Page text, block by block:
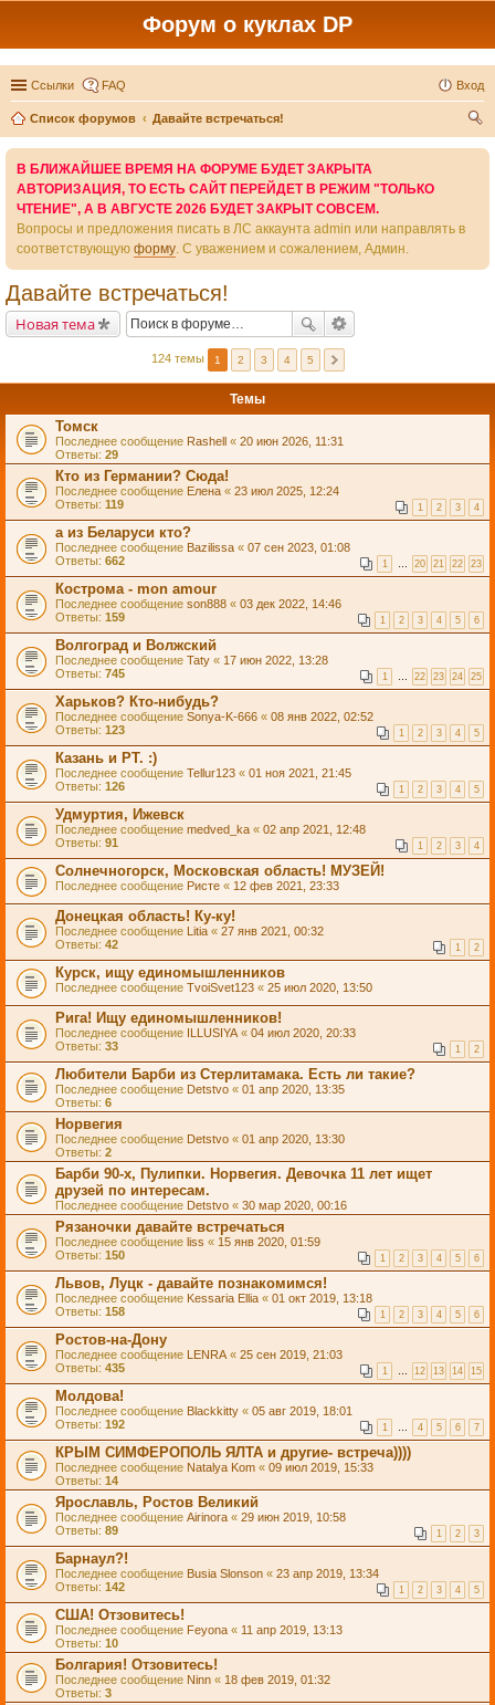
Форум о куклах DP
Ссылки FAQ Вход
Список форумов
Давайте встречаться!
В БЛИЖАЙШЕЕ ВРЕМЯ НА ФОРУМЕ БУДЕТ ЗАКРЫТА
АВТОРИЗАЦИЯ, ТО ЕСТЬ САЙТ ПЕРЕЙДЕТ В РЕЖИМ "ТОЛЬКО
ЧТЕНИЕ", А В АВГУСТЕ 2026 БУДЕТ ЗАКРЫТ СОВСЕМ.
Вопросы и предложения писать в ЛС аккаунта admin или направлять в
соответствующую форму. С уважением и сожалением, Админ.
Давайте встречаться!
Новая тема
124 темы 1 2 3 4 5
Темы
Томск
Последнее сообщение Rashell « 20 июн 2026, 11:31
Ответы: 29
Кто из Германии? Сюда!
Последнее сообщение Елена « 23 июл 2025, 12:24
Ответы: 119 1 2 3 4
а из Беларуси кто?
Последнее сообщение Bazilissa « 07 сен 2023, 01:08
Ответы: 662 1 … 20 21 22 23
Кострома - mon amour
Последнее сообщение son888 « 03 дек 2022, 14:46
Ответы: 159 1 2 3 4 5 6
Волгоград и Волжский
Последнее сообщение Taty « 17 июн 2022, 13:28
Ответы: 745 1 … 22 23 24 25
Харьков? Кто-нибудь?
Последнее сообщение Sonya-K-666 « 08 янв 2022, 02:52
Ответы: 123 1 2 3 4 5
Казань и РТ. :)
Последнее сообщение Tellur123 « 01 ноя 2021, 21:45
Ответы: 126 1 2 3 4 5
Удмуртия, Ижевск
Последнее сообщение medved_ka « 02 апр 2021, 12:48
Ответы: 91 1 2 3 4
Солнечногорск, Московская область! МУЗЕЙ!
Последнее сообщение Ристе « 12 фев 2021, 23:33
Донецкая область! Ку-ку!
Последнее сообщение Litia « 27 янв 2021, 00:32
Ответы: 42 1 2
Курск, ищу единомышленников
Последнее сообщение TvoiSvet123 « 25 июл 2020, 13:50
Рига! Ищу единомышленников!
Последнее сообщение ILLUSIYA « 04 июл 2020, 20:33
Ответы: 33 1 2
Любители Барби из Стерлитамака. Есть ли такие?
Последнее сообщение Detstvo « 01 апр 2020, 13:35
Ответы: 6
Норвегия
Последнее сообщение Detstvo « 01 апр 2020, 13:30
Ответы: 2
Барби 90-х, Пулипки. Норвегия. Девочка 11 лет ищет
друзей по интересам.
Последнее сообщение Detstvo « 30 мар 2020, 00:16
Рязаночки давайте встречаться
Последнее сообщение liss « 15 янв 2020, 01:59
Ответы: 150 1 2 3 4 5 6
Львов, Луцк - давайте познакомимся!
Последнее сообщение Kessaria Ellia « 01 окт 2019, 13:18
Ответы: 158 1 2 3 4 5 6
Ростов-на-Дону
Последнее сообщение LENRA « 25 сен 2019, 21:03
Ответы: 435 1 … 12 13 14 15
Молдова!
Последнее сообщение Blackkitty « 05 авг 2019, 18:01
Ответы: 192 1 … 4 5 6 7
КРЫМ СИМФЕРОПОЛЬ ЯЛТА и другие- встреча))))
Последнее сообщение Natalya Kom « 09 июл 2019, 15:33
Ответы: 14
Ярославль, Ростов Великий
Последнее сообщение Airinora « 29 июн 2019, 10:58
Ответы: 89 1 2 3
Барнаул?!
Последнее сообщение Busia Slonson « 23 апр 2019, 13:34
Ответы: 142 1 2 3 4 5
США! Отзовитесь!
Последнее сообщение Feyona « 11 апр 2019, 13:13
Ответы: 10
Болгария! Отзовитесь!
Последнее сообщение Ninn « 18 фев 2019, 01:32
Ответы: 3